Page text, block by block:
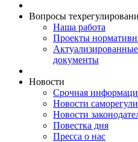
Вопросы
Наша работа
Проекты
документы
Новости
Срочная
Новости
Новости
Повестка дня
Пресса о нас